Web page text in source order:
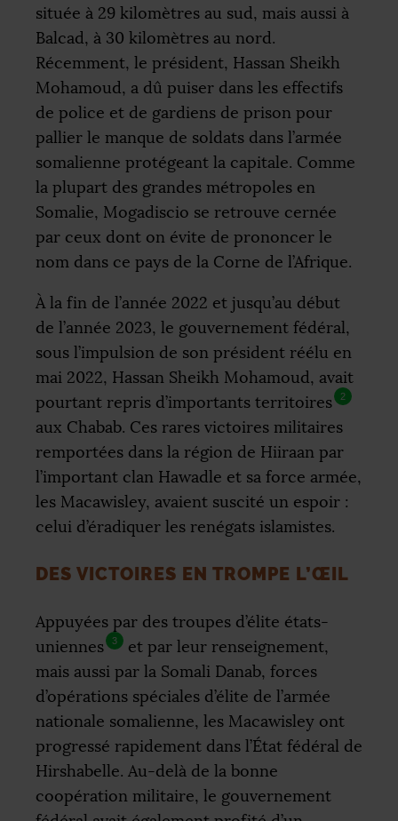
située à 29 kilomètres au sud, mais aussi à
Balcad, à 30 kilomètres au nord.
Récemment, le président, Hassan Sheikh
Mohamoud, a dû puiser dans les effectifs
de police et de gardiens de prison pour
pallier le manque de soldats dans l’armée
somalienne protégeant la capitale. Comme
la plupart des grandes métropoles en
Somalie, Mogadiscio se retrouve cernée
par ceux dont on évite de prononcer le
nom dans ce pays de la Corne de l’Afrique.
À la fin de l’année 2022 et jusqu’au début
de l’année 2023, le gouvernement fédéral,
sous l’impulsion de son président réélu en
mai 2022, Hassan Sheikh Mohamoud, avait
pourtant repris d’importants territoires
2
aux Chabab. Ces rares victoires militaires
remportées dans la région de Hiiraan par
l’important clan Hawadle et sa force armée,
les Macawisley, avaient suscité un espoir :
celui d’éradiquer les renégats islamistes.
DES VICTOIRES EN TROMPE L’ŒIL
Appuyées par des troupes d’élite états-
uniennes
3
et par leur renseignement,
mais aussi par la Somali Danab, forces
d’opérations spéciales d’élite de l’armée
nationale somalienne, les Macawisley ont
progressé rapidement dans l’État fédéral de
Hirshabelle. Au-delà de la bonne
coopération militaire, le gouvernement